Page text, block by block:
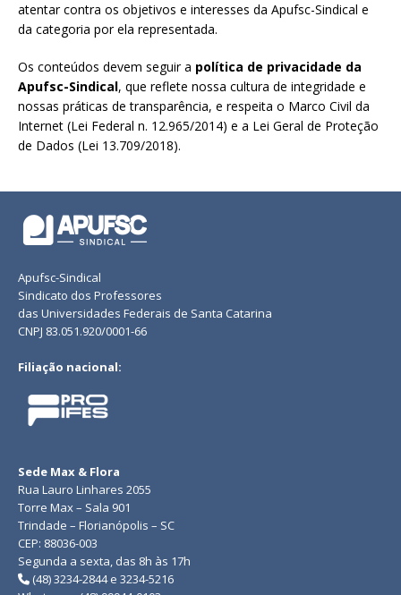
atentar contra os objetivos e interesses da Apufsc-Sindical e
da categoria por ela representada.
Os conteúdos devem seguir a política de privacidade da
Apufsc-Sindical, que reflete nossa cultura de integridade e
nossas práticas de transparência, e respeita o Marco Civil da
Internet (Lei Federal n. 12.965/2014) e a Lei Geral de Proteção
de Dados (Lei 13.709/2018).
Apufsc-Sindical
Sindicato dos Professores
das Universidades Federais de Santa Catarina
CNPJ 83.051.920/0001-66
Filiação nacional:
Sede Max & Flora
Rua Lauro Linhares 2055
Torre Max – Sala 901
Trindade – Florianópolis – SC
CEP: 88036-003
Segunda a sexta, das 8h às 17h
(48) 3234-2844 e 3234-5216